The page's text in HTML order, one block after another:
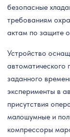
безопасные
требованиям
актам по защите
Устройство
заданного
эксперименты в
присутствия
малошумные и
компрессоры